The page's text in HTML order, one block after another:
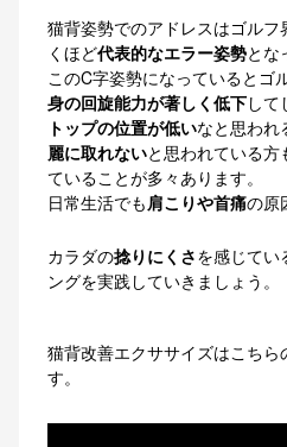
猫背姿勢でのアドレスはゴル
くほど代表的なエラー姿勢とな
このC字姿勢になっているとゴ
身の回旋能力が著しく低下して
トップの位置が低いなと思われ
麗に取れないと思われている
ていることが多々あります。
日常生活でも 肩こりや首痛の原
カラダの捻りにくさを感じてい
ングを実践していきましょう。
猫背改善エクササイズはこちら
す。